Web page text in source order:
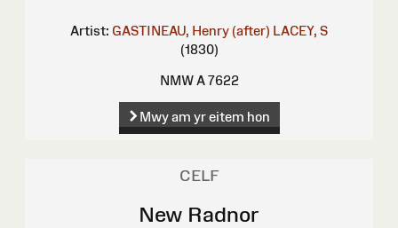
Artist: GASTINEAU, Henry (after) LACEY, S
(1830)
NMW A 7622
Mwy am yr eitem hon
CELF
New Radnor